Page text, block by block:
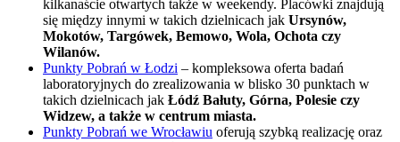
kilkanaście otwartych także w weekendy. Placówki znajdują
się między innymi w takich dzielnicach jak Ursynów,
Mokotów, Targówek, Bemowo, Wola, Ochota czy
Wilanów.
Punkty Pobrań w Łodzi – kompleksowa oferta badań
laboratoryjnych do zrealizowania w blisko 30 punktach w
takich dzielnicach jak Łódź Bałuty, Górna, Polesie czy
Widzew, a także w centrum miasta.
Punkty Pobrań we Wrocławiu oferują szybką realizację oraz